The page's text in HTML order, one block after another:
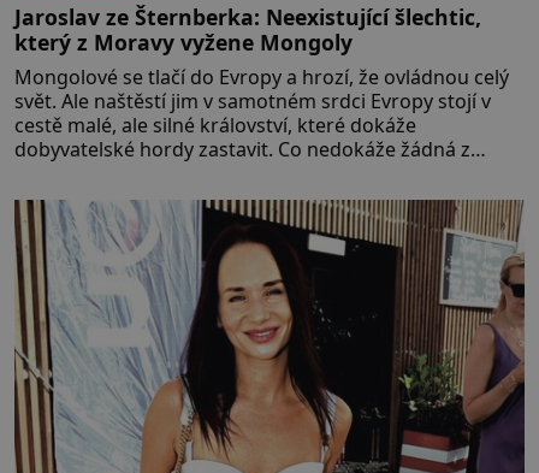
Jaroslav ze Šternberka: Neexistující šlechtic,
který z Moravy vyžene Mongoly
Mongolové se tlačí do Evropy a hrozí, že ovládnou celý
svět. Ale naštěstí jim v samotném srdci Evropy stojí v
cestě malé, ale silné království, které dokáže
dobyvatelské hordy zastavit. Co nedokáže žádná z
král. Nebo že by ne? Mongolové od roku 1223 postupují
podél Kaspického a Azovského moře,